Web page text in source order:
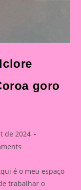
goro
de 2024
é o meu espaço
trabalhar o